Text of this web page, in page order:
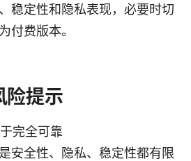
稳定性和隐私表现，必要时切
付费版本。
险提示
完全可靠
安全性、隐私、稳定性都有限